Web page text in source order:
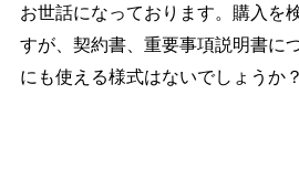
お世話になっております。購入を
すが、契約書、重要事項説明書に
にも使える様式はないでしょうか？